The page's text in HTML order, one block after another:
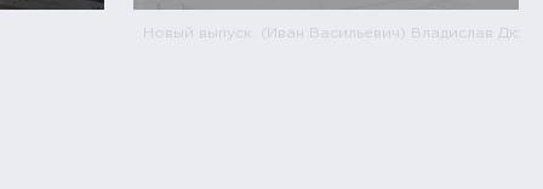
Новый выпуск. (Иван Васильевич) Владислав